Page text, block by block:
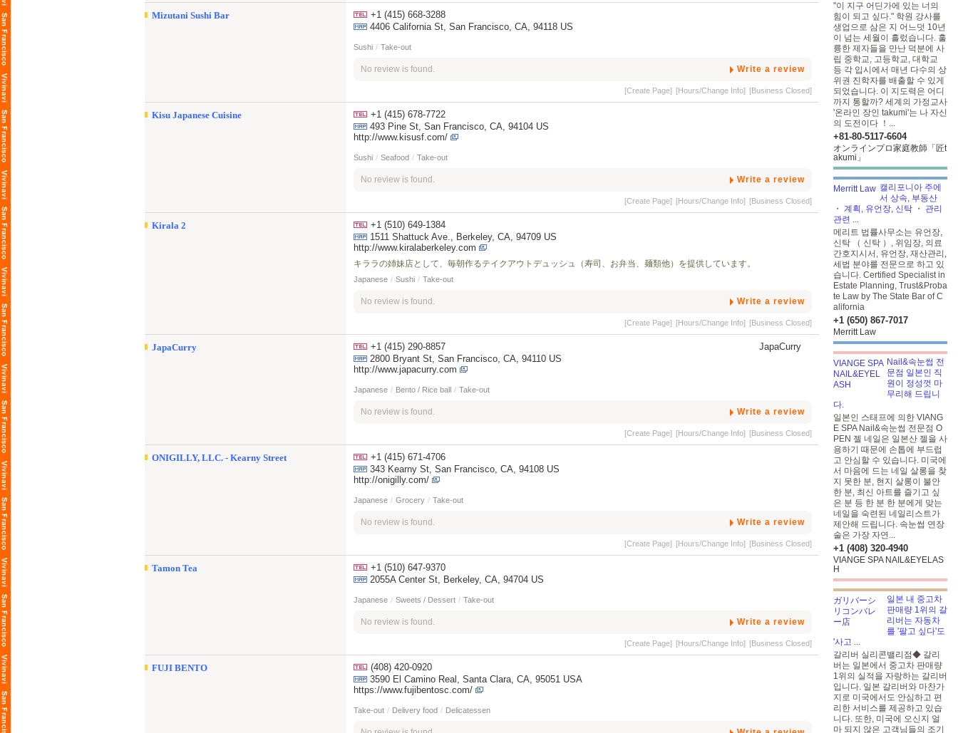
Mizutani Sushi Bar
+1 (415) 668-3288
4406 California St, San Francisco, CA, 94118 US
Sushi / Take-out
No review is found. Write a review
[Create Page] [Hours/Change Info] [Business Closed]
Kisu Japanese Cuisine
+1 (415) 678-7722
493 Pine St, San Francisco, CA, 94104 US
http://www.kisusf.com/
Sushi / Seafood / Take-out
No review is found. Write a review
[Create Page] [Hours/Change Info] [Business Closed]
Kirala 2
+1 (510) 649-1384
1511 Shattuck Ave., Berkeley, CA, 94709 US
http://www.kiralaberkeley.com
キララの姉妹店として、毎朝作るテイクアウトデュッシュ（寿司、お弁当、麺類他）を提供しています。
Japanese / Sushi / Take-out
No review is found. Write a review
[Create Page] [Hours/Change Info] [Business Closed]
JapaCurry
+1 (415) 290-8857
2800 Bryant St, San Francisco, CA, 94110 US
http://www.japacurry.com
Japanese / Bento / Rice ball / Take-out
No review is found. Write a review
[Create Page] [Hours/Change Info] [Business Closed]
ONIGILLY, LLC. - Kearny Street
+1 (415) 671-4706
343 Kearny St, San Francisco, CA, 94108 US
http://onigilly.com/
Japanese / Grocery / Take-out
No review is found. Write a review
[Create Page] [Hours/Change Info] [Business Closed]
Tamon Tea
+1 (510) 647-9370
2055A Center St, Berkeley, CA, 94704 US
Japanese / Sweets / Dessert / Take-out
No review is found. Write a review
[Create Page] [Hours/Change Info] [Business Closed]
FUJI BENTO
(408) 420-0920
3590 El Camino Real, Santa Clara, CA, 95051 USA
https://www.fujibentosc.com/
Take-out / Delivery food / Delicatessen
"이 지구 어딘가에 있는 너의
힘이 되고 싶다." 학원 강사를
생업으로 삼은 지 어느덧 10년
이 넘는 세월이 흘렀습니다. 훌
륭한 제자들을 만난 덕분에 사
립 중학교, 고등학교, 대학교
등 각 입시에서 매년 다수의 상
위권 진학자를 배출할 수 있게
되었습니다. 이 지도력은 어디
까지 통할까? 세계의 가정교사
'온라인 장인 takumi'는 나 자신
의 도전이다 ！...
+81-80-5117-6604
オンラインプロ家庭教師「匠t
akumi」
캘리포니아 주에
서 상속, 부동산
・ 계획, 유언장, 신탁 ・ 관리
관련 ...
메리트 법률사무소는 유언장,
신탁 （ 신탁 ）, 위임장, 의료
간호지시서, 유언장, 재산관리,
세법 분야를 전문으로 하고 있
습니다. Certified Specialist in
Estate Planning, Trust&Proba
te Law by The State Bar of C
alifornia
+1 (650) 867-7017
Merritt Law
Nail&속눈썹 전
문점 일본인 직
원이 정성껏 마
무리해 드립니
다.
일본인 스태프에 의한 VIANG
E SPA Nail&속눈썹 전문점 O
PEN 젤 네일은 일본산 젤을 사
용하기 때문에 손톱에 부드럽
고 안심할 수 있습니다. 미국에
서 마음에 드는 네일 살롱을 찾
지 못한 분, 현지 살롱이 불안
한 분, 최신 아트를 즐기고 싶
은 분 등 한 분 한 분에게 맞는
네일을 숙련된 네일리스트가
제안해 드립니다. 속눈썹 연장
술은 가장 자연...
+1 (408) 320-4940
VIANGE SPA NAIL&EYELAS
H
일본 내 중고차
판매량 1위의 갈
리버는 자동차
를 '팔고 싶다'도
'사고 ...
갈리버 실리콘밸리점◆ 갈리
버는 일본에서 중고차 판매량
1위의 실적을 자랑하는 갈리버
입니다. 일본 갈리버와 마찬가
지로 미국에서도 안심하고 편
리한 서비스를 제공하고 있습
니다. 또한, 미국에 오신지 얼
마 되지 않은 고객님들의 조기